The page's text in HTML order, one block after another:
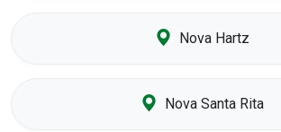
Nova Hartz
Nova Santa Rita